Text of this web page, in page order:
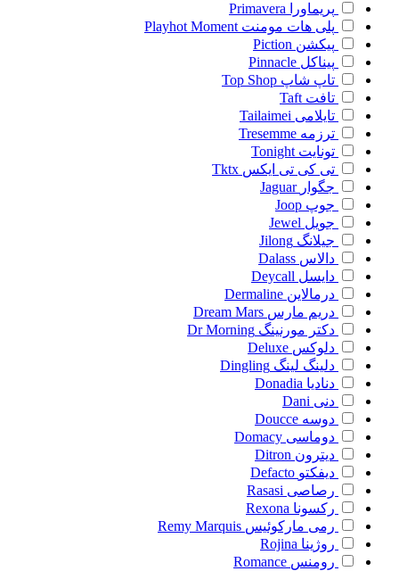
پریماورا
Primavera
پلی هات مومنت Playhot Moment
پیکشن Piction
پیناکل Pinnacle
تاپ شاپ Top Shop
تافت Taft
تایلامی Tailaimei
ترزمه Tresemme
تونایت Tonight
تی کی تی ایکس Tktx
جگوار Jaguar
جوپ Joop
جویل Jewel
جیلانگ Jilong
دالاس Dalass
دایسل Deycall
درمالاین Dermaline
دریم مارس Dream Mars
دکتر مورنینگ Dr Morning
دلوکس Deluxe
دلینگ لینگ Dingling
دنادیا Donadia
دنی Dani
دوسه Doucce
دوماسی Domacy
دیترون Ditron
دیفکتو Defacto
رصاصی Rasasi
رکسونا Rexona
رمی مارکوئیس Remy Marquis
روژینا Rojina
رومنس Romance